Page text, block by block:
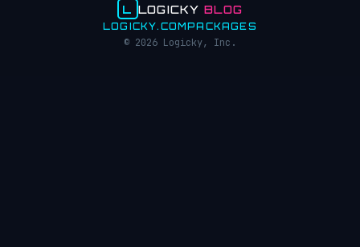
L LOGICKYBLOG
LOGICKY.COM PACKAGES
© 2026 Logicky, Inc.